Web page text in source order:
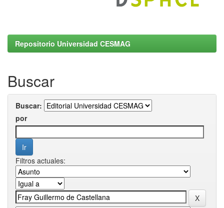
Repositorio Universidad CESMAG
Buscar
Buscar:
por
Filtros actuales: